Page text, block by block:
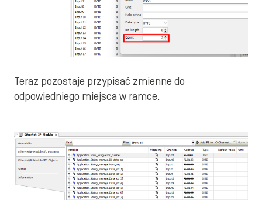
Teraz pozostaje przypisać zmienne do
odpowiedniego miejsca w ramce.